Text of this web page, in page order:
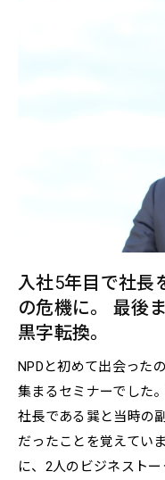
入社5年目で社長
の危機に。
最後
黒字転換。
NPDと初めて出会った
集まるセミナーでした
社長である巽と当時の
だったことを覚えてい
に、2人のビジネスト